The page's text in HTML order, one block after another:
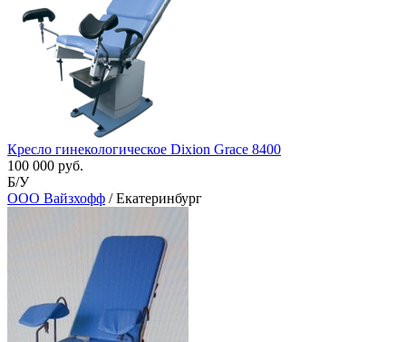
Кресло гинекологическое Dixion Grace 8400
100 000 руб.
Б/У
ООО Вайзхофф / Екатеринбург